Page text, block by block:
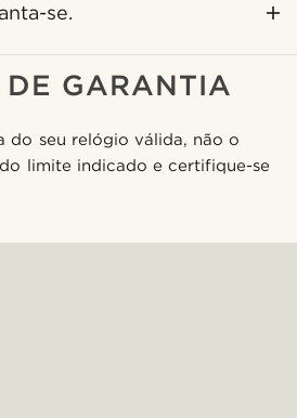
se.
GARANTIA
do seu relógio válida, não o
limite indicado e certifique-se